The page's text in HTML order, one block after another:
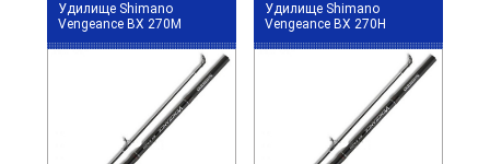
Удилище Shimano
Vengeance BX 270M
Удилище Shimano
Vengeance BX 270H